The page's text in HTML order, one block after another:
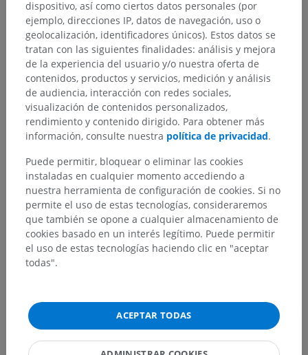
Jerarquía anatómica
Anatomía humana 2
Cuerpo humano> Sistema visceral>
Sistema digestivo> Canal digestivo>
Intestino grueso>
Capa subserosa del intestino grueso
Estructuras subyacentes:No hay estructuras
subyacentes correspondientes para esta parte
anatómica
Anatomía humana 1
Traducciones
dispositivo, así como ciertos datos personales (por
ejemplo, direcciones IP, datos de navegación, uso o
geolocalización, identificadores únicos). Estos datos se
tratan con las siguientes finalidades: análisis y mejora
de la experiencia del usuario y/o nuestra oferta de
contenidos, productos y servicios, medición y análisis
de audiencia, interacción con redes sociales,
visualización de contenidos personalizados,
rendimiento y contenido dirigido. Para obtener más
información, consulte nuestra política de privacidad.
Puede permitir, bloquear o eliminar las cookies
instaladas en cualquier momento accediendo a
nuestra herramienta de configuración de cookies. Si no
permite el uso de estas tecnologías, consideraremos
que también se opone a cualquier almacenamiento de
cookies basado en un interés legítimo. Puede permitir
el uso de estas tecnologías haciendo clic en "aceptar
todas".
ACEPTAR TODAS